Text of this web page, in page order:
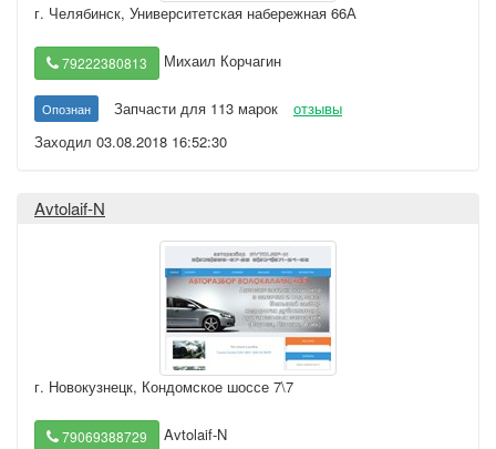
г. Челябинск, Университетская набережная 66А
79222380813 Михаил Корчагин
Опознан Запчасти для 113 марок
отзывы
Заходил 03.08.2018 16:52:30
Avtolaif-N
г. Новокузнецк, Кондомское шоссе 7\7
79069388729 Avtolaif-N